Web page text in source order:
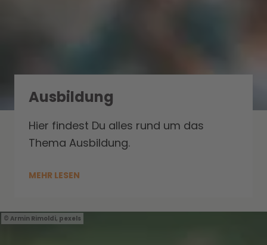
Ausbildung
Hier findest Du alles rund um das
Thema Ausbildung.
MEHR LESEN
Armin Rimoldi, pexels